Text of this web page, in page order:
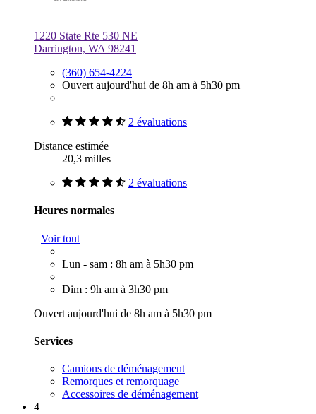
1220 State Rte 530 NE
Darrington, WA 98241
(360) 654-4224
Ouvert aujourd'hui de 8h am à 5h30 pm
2 évaluations
Distance estimée
20,3 milles
2 évaluations
Heures normales
Voir tout
Lun - sam : 8h am à 5h30 pm
Dim : 9h am à 3h30 pm
Ouvert aujourd'hui de 8h am à 5h30 pm
Services
Camions de déménagement
Remorques et remorquage
Accessoires de déménagement
4